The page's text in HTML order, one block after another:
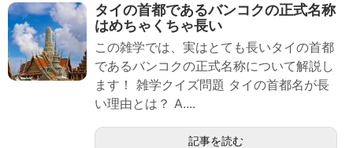
タイの首都であるバンコクの正式名称
はめちゃくちゃ長い
この雑学では、実はとても長いタイの首都
であるバンコクの正式名称について解説し
ます！ 雑学クイズ問題 タイの首都名が長
い理由とは？ A....
記事を読む